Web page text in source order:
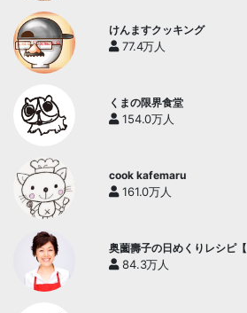
けんますクッキング
77.4万人
くまの限界食堂
154.0万人
cook kafemaru
161.0万人
奥薗壽子の日めくりレシピ
ネル】
84.3万人